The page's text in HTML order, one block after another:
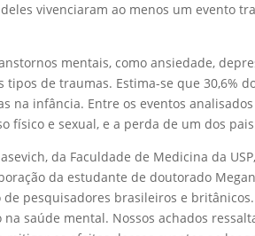
vivenciaram ao menos um evento
mentais, como ansiedade,
de traumas. Estima-se que 30,6%
na infância. Entre os eventos
físico e sexual, e a perda de um dos
da Faculdade de Medicina da
da estudante de doutorado
pesquisadores brasileiros e britânicos.
saúde mental. Nossos achados